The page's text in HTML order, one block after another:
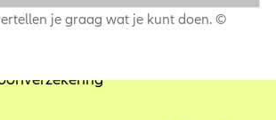
je graag wat je kunt doen. ©